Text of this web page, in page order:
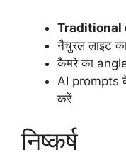
Traditional
नैचुरल लाइट
कैमरे का
AI prompts
करें
निष्कर्ष